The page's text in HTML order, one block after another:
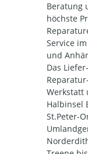
Beratung
höchste
Service
und
Das
Werkstatt
Halbinsel
St.Peter-